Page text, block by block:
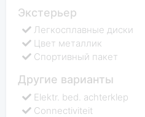
Экстерьер
Легкосплавные диски
Цвет металлик
Спортивный пакет
Другие варианты
Elektr. bed. achterklep
Connectiviteit